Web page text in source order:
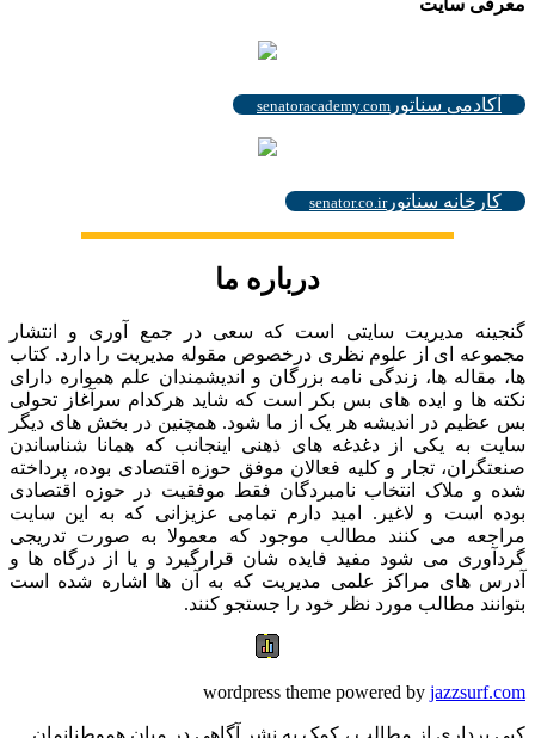
آکادمی سناتور senatoracademy.com
کارخانه سناتورsenator.co.ir
درباره ما
گنجینه مدیریت سایتی است که سعی در جمع آوری و انتشار
مجموعه ای از علوم نظری درخصوص مقوله مدیریت را دارد. کتاب
ها، مقاله ها، زندگی نامه بزرگان و اندیشمندان علم همواره دارای
نکته ها و ایده های بس بکر است که شاید هرکدام سرآغاز تحولی
بس عظیم در اندیشه هر یک از ما شود. همچنین در بخش های دیگر
سایت به یکی از دغدغه های ذهنی اینجانب که همانا شناساندن
صنعتگران، تجار و کلیه فعالان موفق حوزه اقتصادی بوده، پرداخته
شده و ملاک انتخاب نامبردگان فقط موفقیت در حوزه اقتصادی
بوده است و لاغیر. امید دارم تمامی عزیزانی که به این سایت
مراجعه می کنند مطالب موجود که معمولا به صورت تدریجی
گردآوری می شود مفید فایده شان قرارگیرد و یا از درگاه ها و
آدرس های مراکز علمی مدیریت که به آن ها اشاره شده است
بتوانند مطالب مورد نظر خود را جستجو کنند.
wordpress theme powered by jazzsurf.com
کپی برداری از مطالب ، کمک به نشر آگاهی در میان هموطنانمان